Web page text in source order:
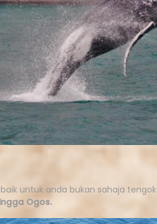
untuk anda bukan sahaja tengok
Ogos.